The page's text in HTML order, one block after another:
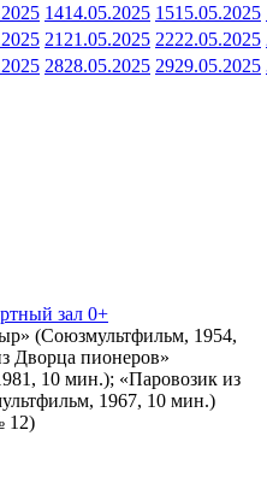
1414.05.2025 1515.05.2025
21 21.05.2025 2222.05.2025
2828.05.2025 2929.05.2025
зал 0+
(Союзмультфильм, 1954,
Дворца пионеров»
10 мин.); «Паровозик из
1967, 10 мин.)
12)